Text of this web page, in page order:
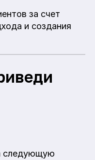
за счет
и создания
следующую